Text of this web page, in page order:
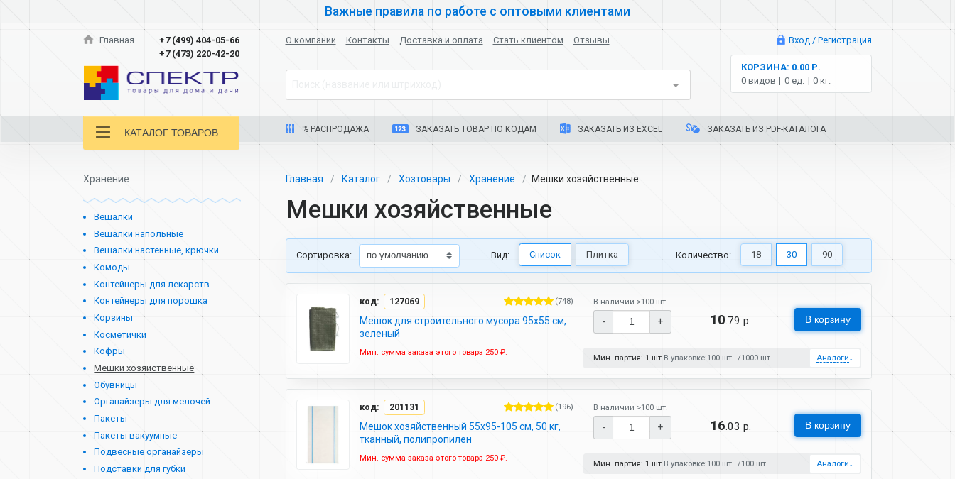
Важные правила по работе с оптовыми клиентами
Главная
+7 (499) 404-05-66
+7 (473) 220-42-20
О компании Контакты Доставка и оплата Стать клиентом Отзывы Вход / Регистрация
КОРЗИНА: 0.00 Р.
0 видов
0 ед. 0 кг.
КАТАЛОГ ТОВАРОВ % РАСПРОДАЖА ЗАКАЗАТЬ ТОВАР ПО КОДАМ ЗАКАЗАТЬ ИЗ EXCEL ЗАКАЗАТЬ ИЗ PDF-КАТАЛОГА
Хранение
Вешалки
Вешалки напольные
Вешалки настенные, крючки
Комоды
Контейнеры для лекарств
Контейнеры для порошка
Корзины
Косметички
Кофры
Мешки хозяйственные
Обувницы
Органайзеры для мелочей
Пакеты
Пакеты вакуумные
Подвесные органайзеры
Подставки для губки
Главная Каталог Хозтовары Хранение Мешки хозяйственные
Мешки хозяйственные
Cортировка: Вид: Список Плитка Количество: 18 30 90
код: 127069 (748)
Мешок для строительного мусора 95х55 см,
зеленый
Мин. сумма заказа этого товара 250 ₽.
В наличии >100 шт.
- + 10.79 р. В корзину
Мин. партия: 1 шт. В упаковке:100 шт. 1000 шт. Аналоги↓
код: 201131 (196)
Мешок хозяйственный 55х95-105 см, 50 кг,
тканный, полипропилен
Мин. сумма заказа этого товара 250 ₽.
В наличии >100 шт.
- + 16.03 р. В корзину
Мин. партия: 1 шт. В упаковке:100 шт. 100 шт. Аналоги↓